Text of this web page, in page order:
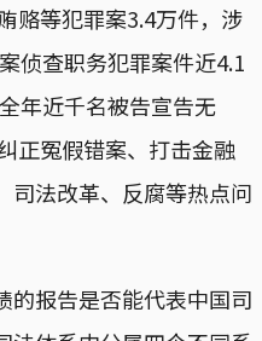
赂等犯罪案3.4万件，涉
侦查职务犯罪案件近4.1
年近千名被告宣告无
正冤假错案、打击金融
司法改革、反腐等热点问
的报告是否能代表中国司